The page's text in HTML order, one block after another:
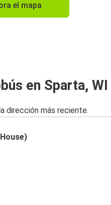
el mapa
en Sparta, WI
dirección más reciente.